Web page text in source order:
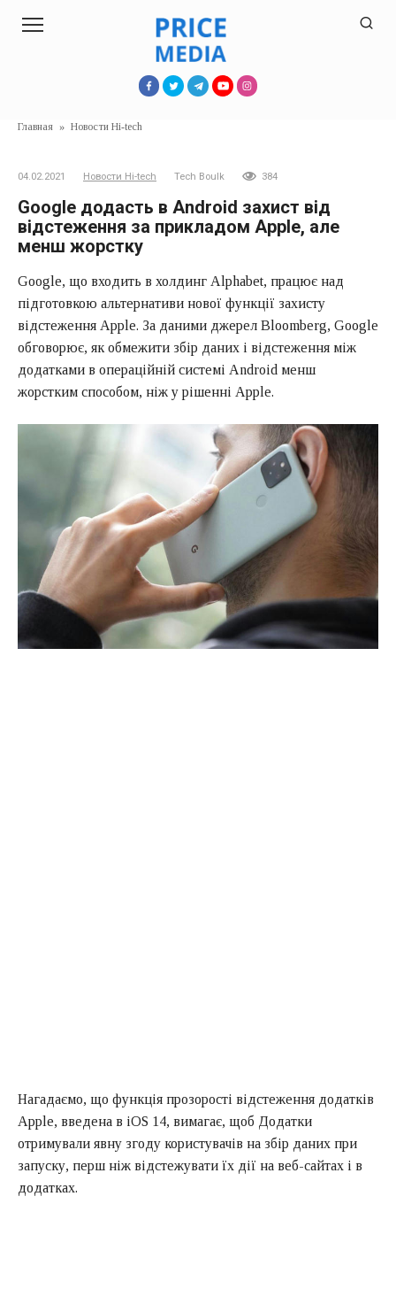
Главная » Новости Hi-tech
04.02.2021 Новости Hi-tech Tech Boulk 384
Google додасть в Android захист від
відстеження за прикладом Apple, але
менш жорстку
Google, що входить в холдинг Alphabet, працює над
підготовкою альтернативи нової функції захисту
відстеження Apple. За даними джерел Bloomberg, Google
обговорює, як обмежити збір даних і відстеження між
додатками в операційній системі Android менш
жорстким способом, ніж у рішенні Apple.
Нагадаємо, що функція прозорості відстеження додатків
Apple, введена в iOS 14, вимагає, щоб Додатки
отримували явну згоду користувачів на збір даних при
запуску, перш ніж відстежувати їх дії на веб-сайтах і в
додатках.